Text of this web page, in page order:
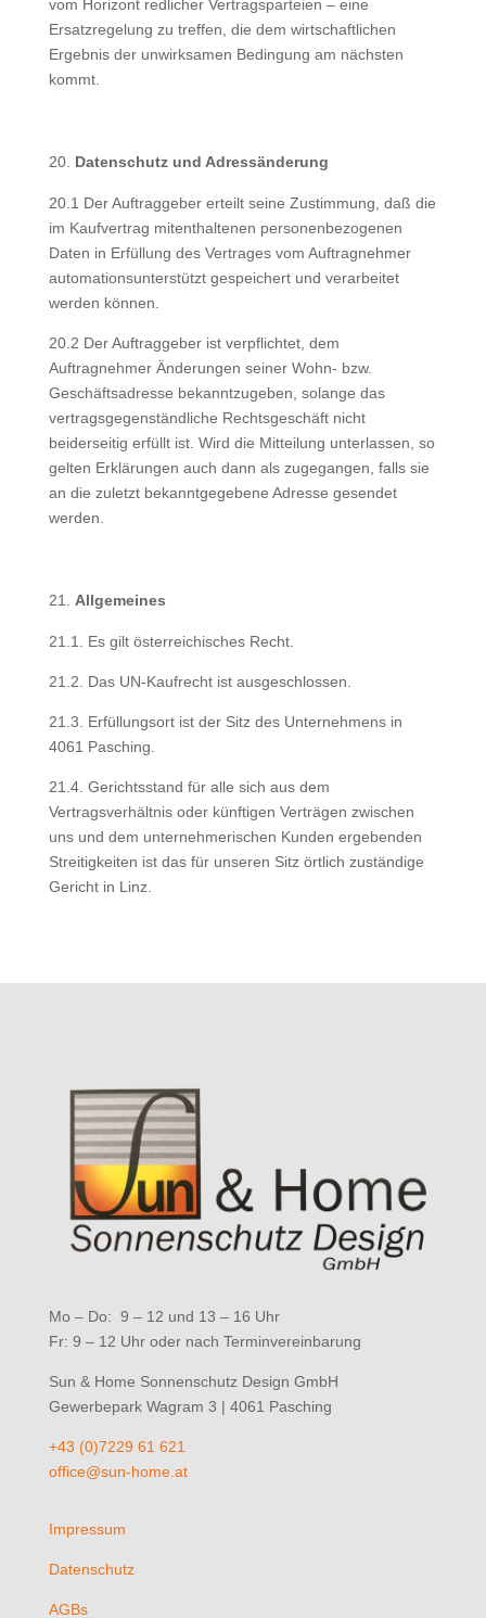
vom Horizont redlicher Vertragsparteien – eine
Ersatzregelung zu treffen, die dem wirtschaftlichen
Ergebnis der unwirksamen Bedingung am nächsten
kommt.
Datenschutz und Adressänderung
20.1 Der Auftraggeber erteilt seine Zustimmung, daß die
im Kaufvertrag mitenthaltenen personenbezogenen
Daten in Erfüllung des Vertrages vom Auftragnehmer
automationsunterstützt gespeichert und verarbeitet
werden können.
20.2 Der Auftraggeber ist verpflichtet, dem
Auftragnehmer Änderungen seiner Wohn- bzw.
Geschäftsadresse bekanntzugeben, solange das
vertragsgegenständliche Rechtsgeschäft nicht
beiderseitig erfüllt ist. Wird die Mitteilung unterlassen, so
gelten Erklärungen auch dann als zugegangen, falls sie
an die zuletzt bekanntgegebene Adresse gesendet
werden.
Allgemeines
21.1. Es gilt österreichisches Recht.
21.2. Das UN-Kaufrecht ist ausgeschlossen.
21.3. Erfüllungsort ist der Sitz des Unternehmens in
4061 Pasching.
21.4. Gerichtsstand für alle sich aus dem
Vertragsverhältnis oder künftigen Verträgen zwischen
uns und dem unternehmerischen Kunden ergebenden
Streitigkeiten ist das für unseren Sitz örtlich zuständige
Gericht in Linz.
Mo – Do: 9 – 12 und 13 – 16 Uhr
Fr: 9 – 12 Uhr oder nach Terminvereinbarung
Sun & Home Sonnenschutz Design GmbH
Gewerbepark Wagram 3 | 4061 Pasching
+43 (0)7229 61 621
office@sun-home.at
Impressum
Datenschutz
AGBs